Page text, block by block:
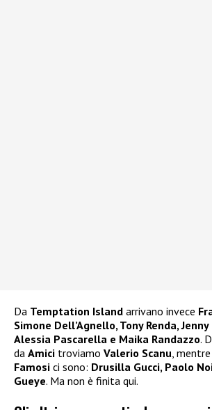
Da Temptation Island arrivano invece
Simone Dell’Agnello, Tony Renda,
Alessia Pascarella e Maika Randazzo.
da Amici troviamo Valerio Scanu ,
Famosi ci sono: Drusilla Gucci, Paolo
Gueye. Ma non è finita qui.